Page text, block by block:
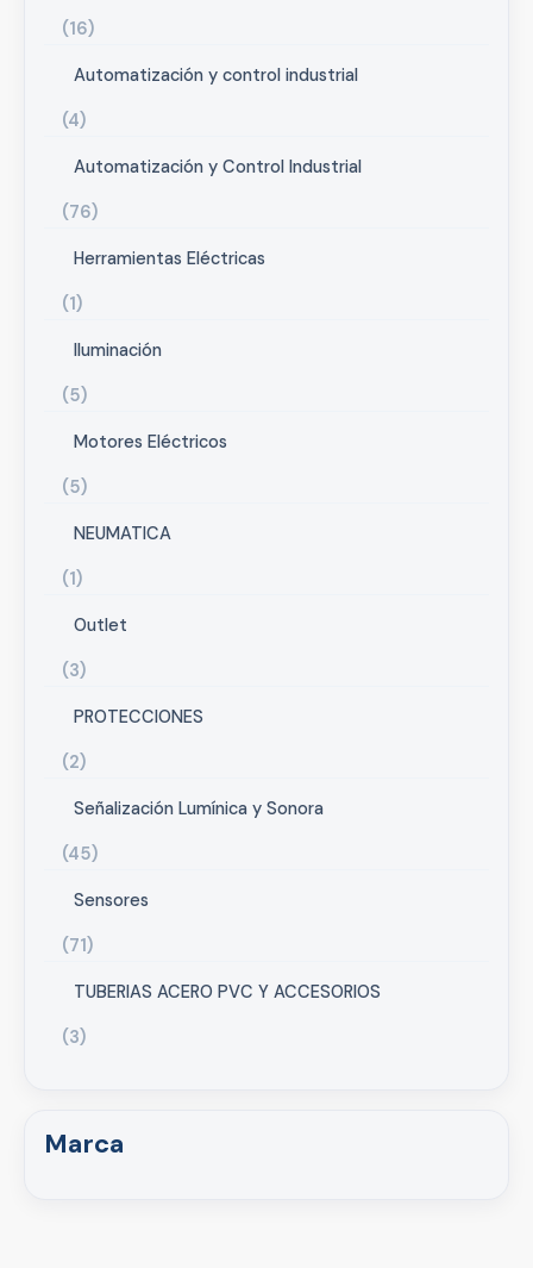
16
Automatización y control industrial
4
Automatización y Control Industrial
76
Herramientas Eléctricas
1
Iluminación
5
Motores Eléctricos
5
NEUMATICA
1
Outlet
3
PROTECCIONES
2
Señalización Lumínica y Sonora
45
Sensores
71
TUBERIAS ACERO PVC Y ACCESORIOS
3
Marca